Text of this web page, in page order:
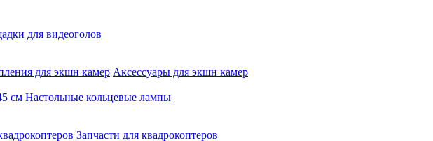
для видеоголов
для экшн камер Аксессуары для экшн камер
см Настольные кольцевые лампы
Запчасти для квадрокоптеров